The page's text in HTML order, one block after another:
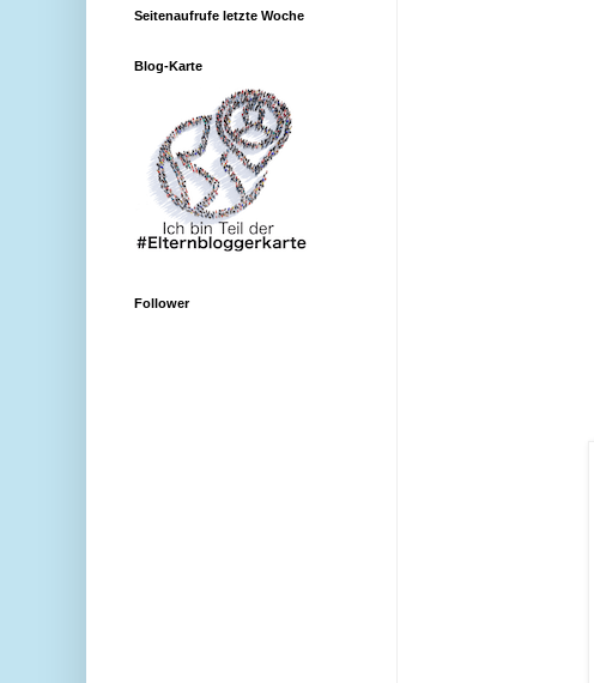
Seitenaufrufe letzte Woche
Blog-Karte
Follower